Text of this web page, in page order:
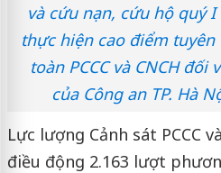
và cứu nạn, cứu hộ quý
thực hiện cao điểm
toàn PCCC và CNCH
của Công an TP. Hà
Lực lượng Cảnh sát PCCC
điều động 2.163 lượt